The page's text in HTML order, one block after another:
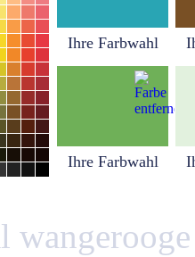
Ihre Farbwahl
Ihre Farbwahl